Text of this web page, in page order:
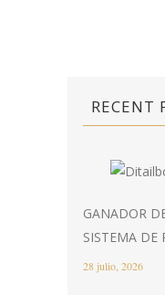
RECENT
GANADOR
SISTEMA DE
28 julio, 2026